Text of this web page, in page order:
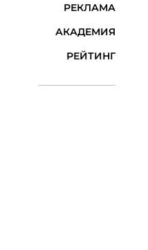
РЕКЛАМА
АКАДЕМИЯ
РЕЙТИНГ